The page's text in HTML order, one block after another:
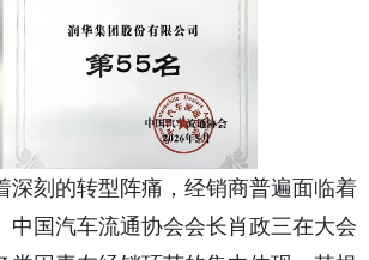
深刻的转型阵痛，经销商普遍面临着
国汽车流通协会会长肖政三在大会